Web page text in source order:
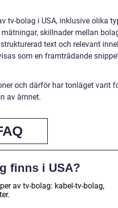
tv-bolag i USA, inklusive olika
skillnader mellan
text och relevant
som en framträdande
och därför har tonläget varit
av ämnet.
finns i USA?
av tv-bolag: kabel-tv-bolag,